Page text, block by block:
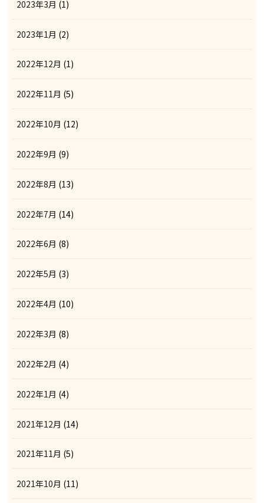
2023年3月 (1)
2023年1月 (2)
2022年12月 (1)
2022年11月 (5)
2022年10月 (12)
2022年9月 (9)
2022年8月 (13)
2022年7月 (14)
2022年6月 (8)
2022年5月 (3)
2022年4月 (10)
2022年3月 (8)
2022年2月 (4)
2022年1月 (4)
2021年12月 (14)
2021年11月 (5)
2021年10月 (11)